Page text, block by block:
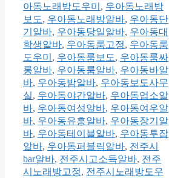
아동노래방도우미 , 우아동노래방
보도, 우아동노래방알바, 우아동단
기알바, 우아동당일알바, 우아동대
학생알바, 우아동룸고정, 우아동룸
도우미 , 우아동룸보도, 우아동룸싸
롱알바, 우아동룸알바, 우아동바알
바, 우아동밤알바, 우아동보도사무
실, 우아동야간알바, 우아동업소알
바, 우아동여성알바, 우아동여우알
바, 우아동유흥알바, 우아동장기알
바, 우아동테이블알바, 우아동투잡
알바, 우아동퍼블릭알바, 전주시
bar알바, 전주시고소득알바, 전주
시노래방고정, 전주시노래방도우